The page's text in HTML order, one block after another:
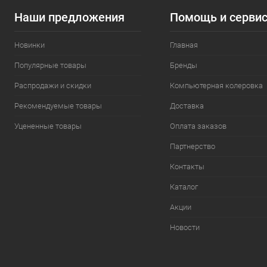
Наши предложения
Новинки
Популярные товары
Распродажи и скидки
Рекомендуемые товары
Уцененные товары
Помощь и
Главная
Бренды
Компьютерная колеровка
Доставка
Оплата заказов
Партнерство
Контакты
Каталог
Акции
Новости